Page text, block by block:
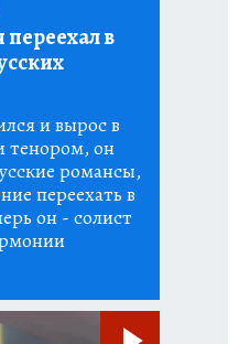
в
и вырос в
тенором, он
романсы,
переехать в
он - солист